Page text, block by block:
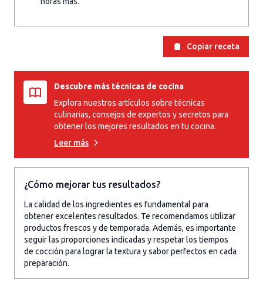
Copiar receta
Descubre más técnicas de cocina
Explora nuestros artículos sobre técnicas
culinarias, consejos de expertos y secretos para
obtener los mejores resultados en tu cocina.
Leer más
¿Cómo mejorar tus resultados?
La calidad de los ingredientes es fundamental para
obtener excelentes resultados. Te recomendamos utilizar
productos frescos y de temporada. Además, es importante
seguir las proporciones indicadas y respetar los tiempos
de cocción para lograr la textura y sabor perfectos en cada
preparación.